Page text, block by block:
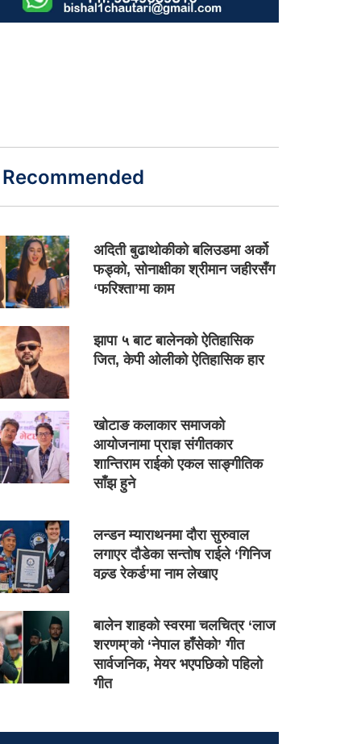
Recommended
अदिती बुढाथोकीको बलिउडमा अर्को
फड्को, सोनाक्षीका श्रीमान जहीरसँग
‘फरिश्ता’मा काम
झापा ५ बाट बालेनको ऐतिहासिक
जित, केपी ओलीको ऐतिहासिक हार
खोटाङ कलाकार समाजको
आयोजनामा प्राज्ञ संगीतकार
शान्तिराम राईको एकल साङ्गीतिक
साँझ हुने
लन्डन म्याराथनमा दौरा सुरुवाल
लगाएर दौडेका सन्तोष राईले ‘गिनिज
वल्र्ड रेकर्ड’मा नाम लेखाए
बालेन शाहको स्वरमा चलचित्र ‘लाज
शरणम्’को ‘नेपाल हाँसेको’ गीत
सार्वजनिक, मेयर भएपछिको पहिलो
गीत